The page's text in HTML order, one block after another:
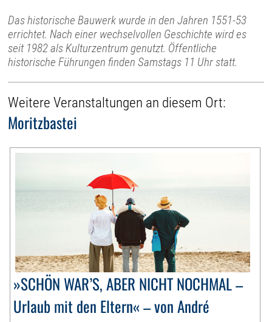
Das historische Bauwerk wurde in den Jahren 1551-53
errichtet. Nach einer wechselvollen Geschichte wird es
seit 1982 als Kulturzentrum genutzt. Öffentliche
historische Führungen finden Samstags 11 Uhr statt.
Weitere Veranstaltungen an diesem Ort:
Moritzbastei
»SCHÖN WAR’S, ABER NICHT NOCHMAL –
Urlaub mit den Eltern« – von André